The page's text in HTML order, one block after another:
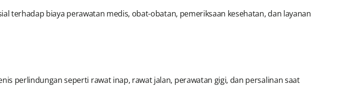
terhadap biaya perawatan medis, obat-obatan, pemeriksaan kesehatan, dan layanan
perlindungan seperti rawat inap, rawat jalan, perawatan gigi, dan persalinan saat